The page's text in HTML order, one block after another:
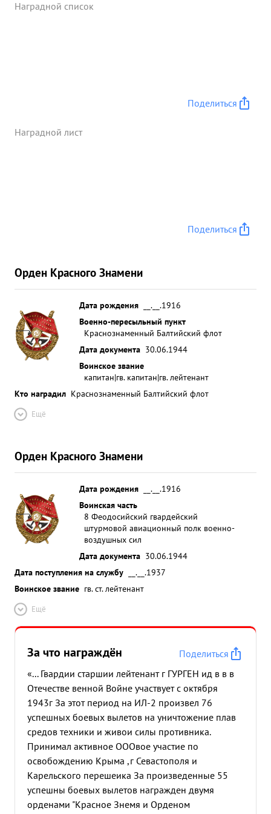
вернулись без потерь. бою действует решительно
сказывалось его снайперское мастерство бомбо-
воспитывает летный состав на достижение
Наградной список
Поделиться
Наградной лист
Поделиться
Орден Красного Знамени
Дата рождения
__.__.1916
Военно-пересыльный пункт
Краснознаменный Балтийский флот
Дата документа 30.06.1944
Воинское звание
капитан|гв. капитан|гв. лейтенант
Кто наградил Краснознаменный Балтийский флот
Ещё
Орден Красного Знамени
Дата рождения
__.__.1916
Воинская часть
8 Феодосийский гвардейский
штурмовой авиационный полк военно-
воздушных сил
Дата документа 30.06.1944
Дата поступления на службу
__.__.1937
Воинское звание гв. ст. лейтенант
Ещё
За что награждён
Поделиться
«... Гвардии старшии лейтенант г ГУРГЕН ид в в в
Отечестве венной Войне участвует с октября
1943г За этот период на ИЛ-2 произвел 76
успешных боевых вылетов на уничтожение плав
средов техники и живои силы противника.
Принимал активное ОООвое участие по
освобождению Крыма ,г Севастополя и
Карельского перешеика За произведенные 55
успешны боевых вылетов награжден двумя
орденами "Красное Знемя и Орденом